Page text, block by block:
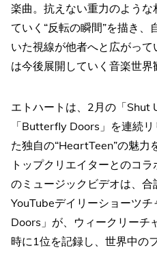
楽曲。抗えない重力のよう
ていく“反転の瞬間”を描き、
いた視線が他者へと広がっ
は今後展開していく音楽世界
エトハートは、2月の「Shut
「Butterfly Doors」を連続
た独自の“HeartTeen”の魅力
トップクリエイターとのコ
のミュージックビデオは、合
YouTubeデイリーショーツ
Doors」が、ウィークリーチ
時に1位を記録し、世界中の